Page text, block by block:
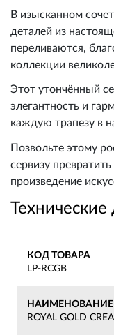
В изысканном
деталей из
переливаются,
коллекции
Этот утончённый
элегантность и
каждую трапезу в
Позвольте этому
сервизу
произведение
КОД ТОВАРА
LP-RCGB
НАИМЕНОВАНИЕ
ROYAL GOLD